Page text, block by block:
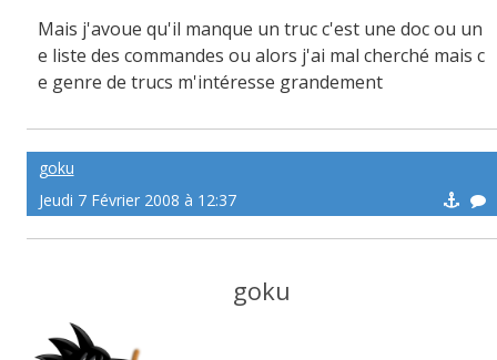
Mais j'avoue qu'il manque un truc c'est une doc ou un
e liste des commandes ou alors j'ai mal cherché mais c
e genre de trucs m'intéresse grandement
goku
Jeudi 7 Février 2008 à 12:37
goku